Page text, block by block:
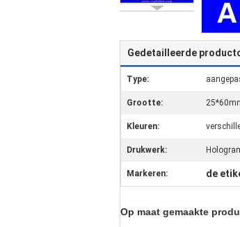
Gedetailleerde
Type:
Grootte:
Kleuren:
Drukwerk:
Markeren: de
Op maat gemaakte